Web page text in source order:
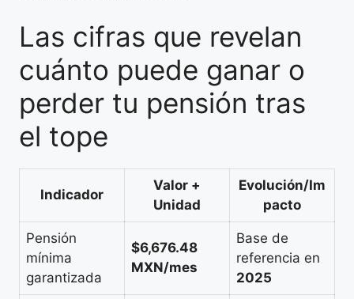
Las cifras que revelan
cuánto puede ganar o
perder tu pensión tras
el tope
Indicador
Valor +
Unidad
Evolución/Im
pacto
Pensión
mínima
garantizada
$6,676.48
MXN/mes
Base de
referencia en
2025